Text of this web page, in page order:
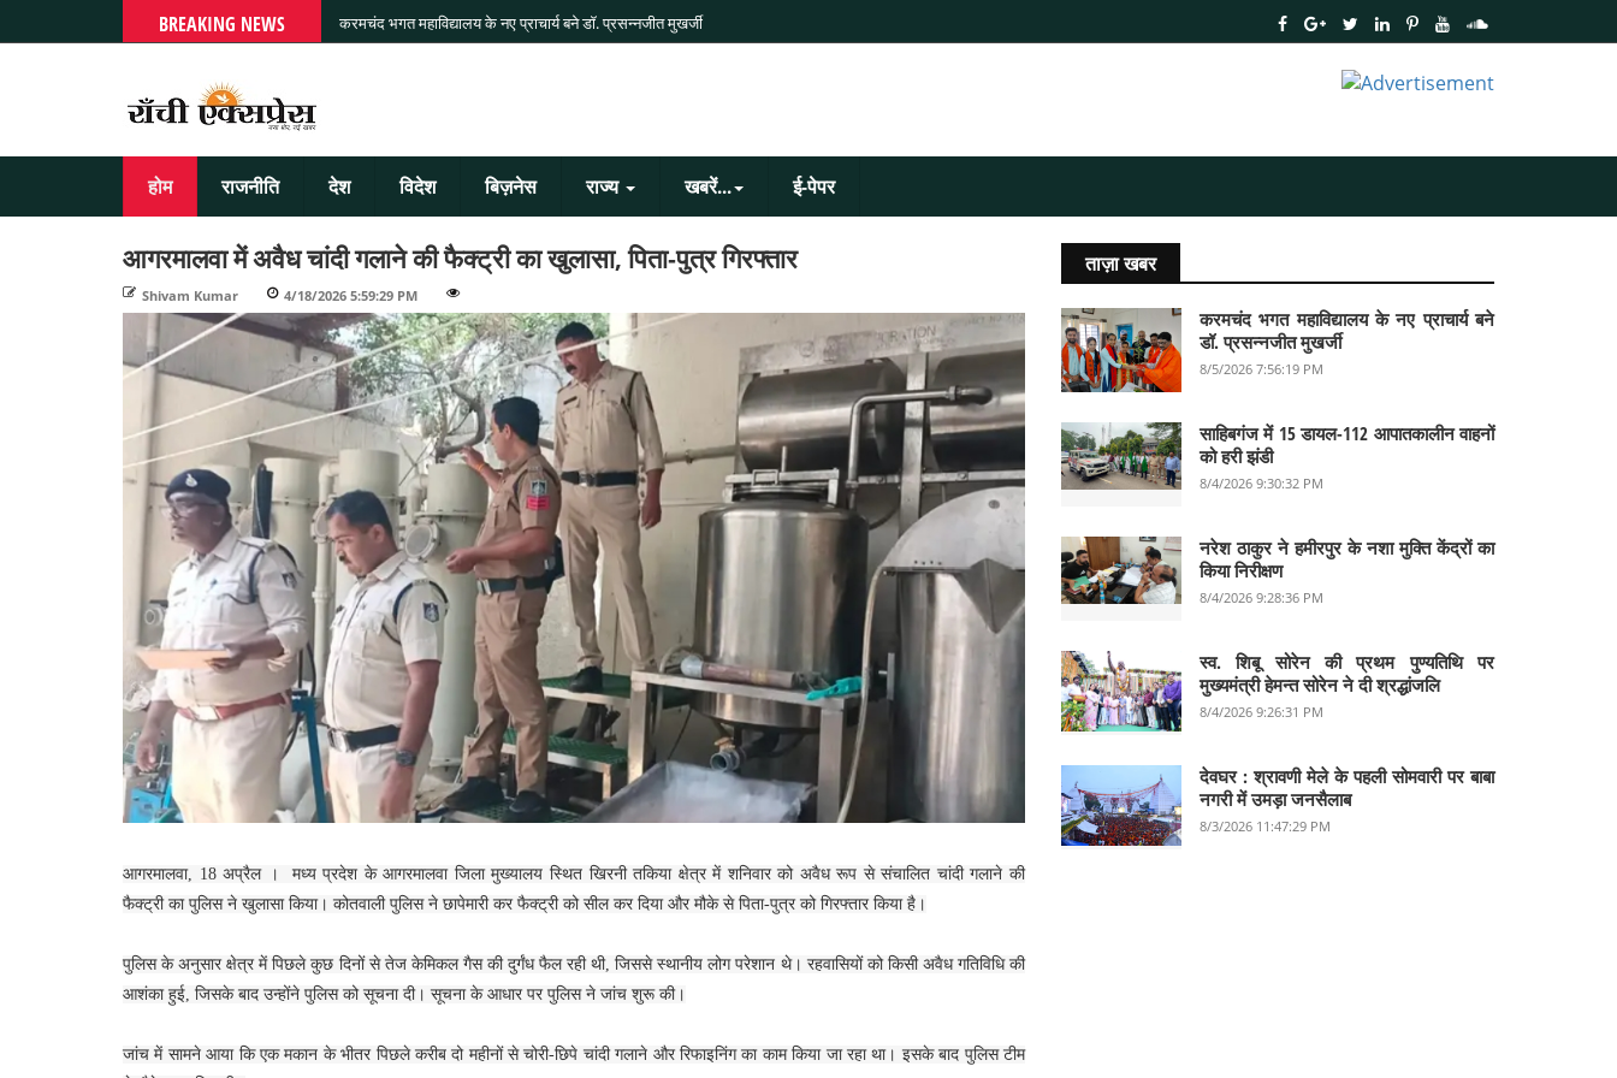
BREAKING NEWS करमचंद भगत महाविद्यालय के नए प्राचार्य बने डॉ. प्रसन्नजीत मुखर्जी
होम राजनीति देश विदेश बिज़नेस राज्य खबरें... ई-पेपर
आगरमालवा में अवैध चांदी गलाने की फैक्ट्री का खुलासा, पिता-पुत्र गिरफ्तार
Shivam Kumar 4/18/2026 5:59:29 PM
आगरमालवा, 18 अप्रैल । मध्य प्रदेश के आगरमालवा जिला मुख्यालय स्थित खिरनी तकिया क्षेत्र में शनिवार को अवैध रूप से संचालित चांदी गलाने की
फैक्ट्री का पुलिस ने खुलासा किया। कोतवाली पुलिस ने छापेमारी कर फैक्ट्री को सील कर दिया और मौके से पिता-पुत्र को गिरफ्तार किया है।
पुलिस के अनुसार क्षेत्र में पिछले कुछ दिनों से तेज केमिकल गैस की दुर्गंध फैल रही थी, जिससे स्थानीय लोग परेशान थे। रहवासियों को किसी अवैध गतिविधि की
आशंका हुई, जिसके बाद उन्होंने पुलिस को सूचना दी। सूचना के आधार पर पुलिस ने जांच शुरू की।
जांच में सामने आया कि एक मकान के भीतर पिछले करीब दो महीनों से चोरी-छिपे चांदी गलाने और रिफाइनिंग का काम किया जा रहा था। इसके बाद पुलिस टीम
ताज़ा खबर
करमचंद भगत महाविद्यालय के नए प्राचार्य बने
डॉ. प्रसन्नजीत मुखर्जी
8/5/2026 7:56:19 PM
साहिबगंज में 15 डायल-112 आपातकालीन वाहनों
को हरी झंडी
8/4/2026 9:30:32 PM
नरेश ठाकुर ने हमीरपुर के नशा मुक्ति केंद्रों का
किया निरीक्षण
8/4/2026 9:28:36 PM
स्व. शिबू सोरेन की प्रथम पुण्यतिथि पर
मुख्यमंत्री हेमन्त सोरेन ने दी श्रद्धांजलि
8/4/2026 9:26:31 PM
देवघर :‌ श्रावणी मेले के पहली सोमवारी पर बाबा
नगरी में उमड़ा जनसैलाब
8/3/2026 11:47:29 PM